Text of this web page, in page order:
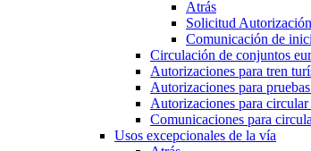
Atrás
Solicitud
Comunicación de
Circulación de conjuntos
Autorizaciones para tren
Autorizaciones para
Autorizaciones para
Comunicaciones para
Usos excepcionales de la vía